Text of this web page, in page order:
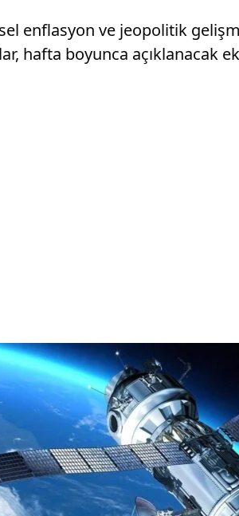
enflasyon ve jeopolitik
hafta boyunca açıklanacak